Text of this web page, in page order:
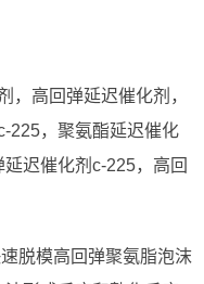
，高回弹延迟催化剂，
225，聚氨酯延迟催化
迟催化剂c-225，高回
脱模高回弹聚氨脂泡沫